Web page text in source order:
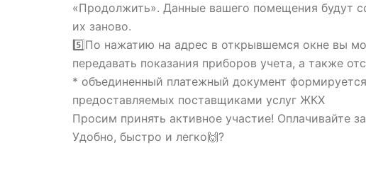
«Продолжить». Данные вашего помещения будут
их заново.
5️⃣По нажатию на адрес в открывшемся окне вы
передавать показания приборов учета, а также
* объединенный платежный документ
предоставляемых поставщиками услуг ЖКХ
Просим принять активное участие! Оплачивайте
Удобно, быстро и легко🙌?